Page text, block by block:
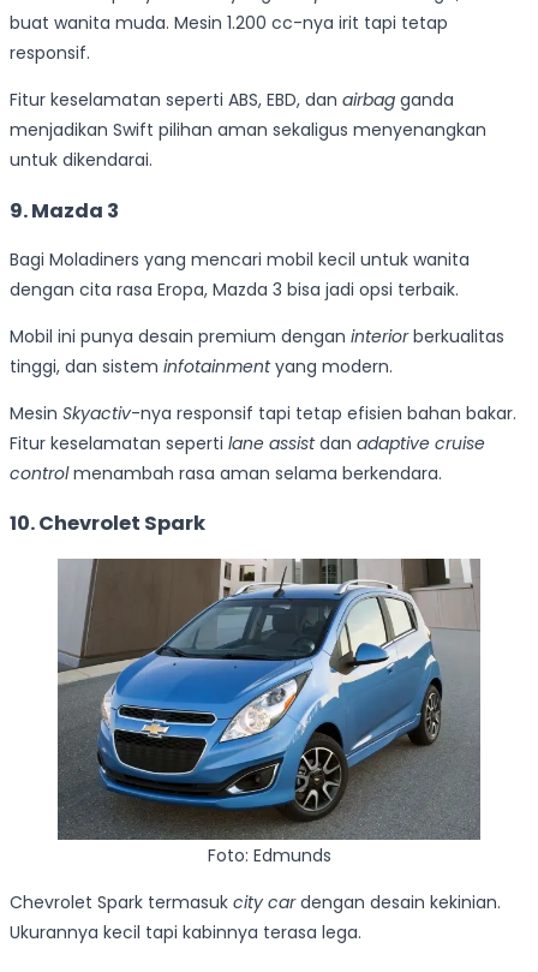
buat wanita muda. Mesin 1.200 cc-nya irit tapi tetap
responsif.
Fitur keselamatan seperti ABS, EBD, dan airbag ganda
menjadikan Swift pilihan aman sekaligus menyenangkan
untuk dikendarai.
9. Mazda 3
Bagi Moladiners yang mencari mobil kecil untuk wanita
dengan cita rasa Eropa, Mazda 3 bisa jadi opsi terbaik.
Mobil ini punya desain premium dengan interiorberkualitas
tinggi, dan sistem infotainmentyang modern.
Mesin Skyactiv-nya responsif tapi tetap efisien bahan bakar.
Fitur keselamatan seperti lane assistdan adaptive cruise
controlmenambah rasa aman selama berkendara.
10. Chevrolet Spark
Foto: Edmunds
Chevrolet Spark termasuk city cardengan desain kekinian.
Ukurannya kecil tapi kabinnya terasa lega.